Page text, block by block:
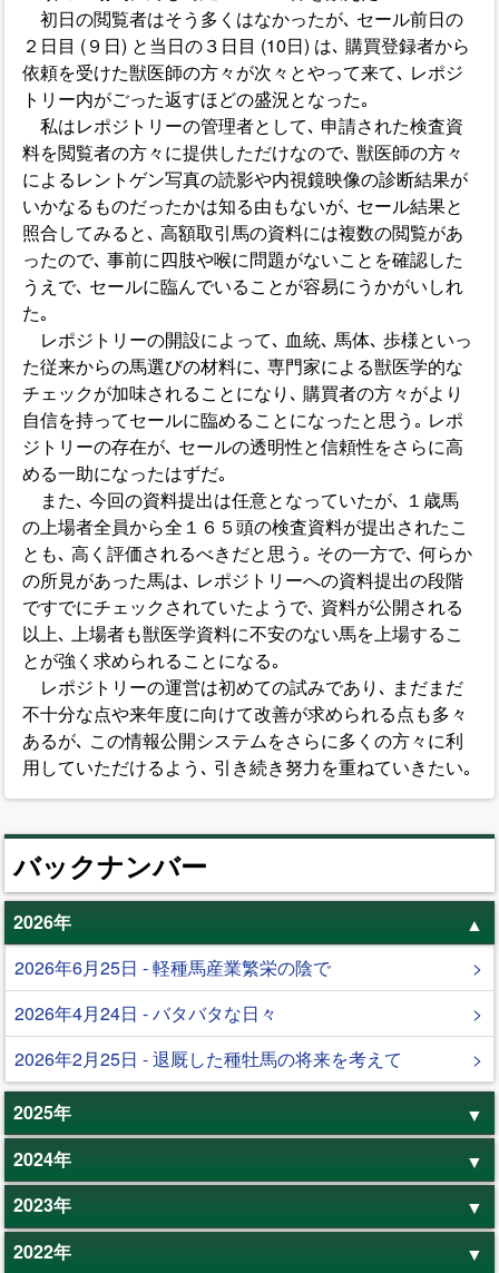
初日の閲覧者はそう多くはなかったが､ セール前日の
２日目 (９日) と当日の３日目 (10日) は､ 購買登録者から
依頼を受けた獣医師の方々が次々とやって来て､ レポジ
トリー内がごった返すほどの盛況となった｡
私はレポジトリーの管理者として､ 申請された検査資
料を閲覧者の方々に提供しただけなので､ 獣医師の方々
によるレントゲン写真の読影や内視鏡映像の診断結果が
いかなるものだったかは知る由もないが､ セール結果と
照合してみると､ 高額取引馬の資料には複数の閲覧があ
ったので､ 事前に四肢や喉に問題がないことを確認した
うえで､ セールに臨んでいることが容易にうかがいしれ
た｡
レポジトリーの開設によって､ 血統､ 馬体､ 歩様といっ
た従来からの馬選びの材料に､ 専門家による獣医学的な
チェックが加味されることになり､ 購買者の方々がより
自信を持ってセールに臨めることになったと思う｡ レポ
ジトリーの存在が､ セールの透明性と信頼性をさらに高
める一助になったはずだ｡
また､ 今回の資料提出は任意となっていたが､ １歳馬
の上場者全員から全１６５頭の検査資料が提出されたこ
とも､ 高く評価されるべきだと思う｡ その一方で､ 何らか
の所見があった馬は､ レポジトリーへの資料提出の段階
ですでにチェックされていたようで､ 資料が公開される
以上､ 上場者も獣医学資料に不安のない馬を上場するこ
とが強く求められることになる｡
レポジトリーの運営は初めての試みであり､ まだまだ
不十分な点や来年度に向けて改善が求められる点も多々
あるが､ この情報公開システムをさらに多くの方々に利
用していただけるよう､ 引き続き努力を重ねていきたい｡
バックナンバー
2026年
2026年6月25日 - 軽種馬産業繁栄の陰で
2026年4月24日 - バタバタな日々
2026年2月25日 - 退厩した種牡馬の将来を考えて
2025年
2024年
2023年
2022年